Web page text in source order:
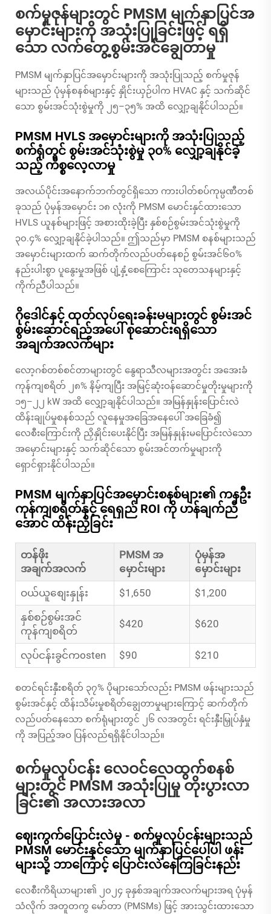
စက်မှုဇုန်များတွင် PMSM မျက်နှာပြင်အ
မှောင်းများကို အသုံးပြုခြင်းဖြင့် ရရှိ
သော လက်တွေ့စွမ်းအင်ချွေတာမှု
PMSM မျက်နှာပြင်အမှောင်းများကို အသုံးပြုသည့် စက်မှုဇုန်
များသည် ပုံမှန်စနစ်များနှင့် နှိုင်းယှဉ်ပါက HVAC နှင့် သက်ဆိုင်
သော စွမ်းအင်သုံးစွဲမှုကို ၂၅–၃၅% အထိ လျှော့ချနိုင်ပါသည်။
PMSM HVLS အမှောင်းများကို အသုံးပြုသည့်
စက်ရုံတွင် စွမ်းအင်သုံးစွဲမှု ၃၀% လျှော့ချနိုင်ခဲ့
သည့် ကိစ္စလေ့လာမှု
အလယ်ပိုင်းအနောက်ဘက်တွင်ရှိသော ကားပါတ်စပ်ကုမ္ပဏီတစ်
ခုသည် ပုံမှန်အမှောင်း ၁၈ လုံးကို PMSM မောင်းနှင်ထားသော
HVLS ယူနစ်များဖြင့် အစားထိုးခဲ့ပြီး နှစ်စဉ်စွမ်းအင်သုံးစွဲမှုကို
၃၀.၄% လျှော့ချနိုင်ခဲ့ပါသည်။ ဤသည်မှာ PMSM စနစ်များသည်
အမှောင်းများထက် ဆက်တိုက်လည်ပတ်နေစဉ် စွမ်းအင်၆၀%
နည်းပါးစွာ ပူနွေးမှုအဖြစ် ပျံ့နှံ့စေကြောင်း သုတေသနများနှင့်
ကိုက်ညီပါသည်။
ဂိုဒေါင်နှင့် ထုတ်လုပ်ရေးခန်းမများတွင် စွမ်းအင်
စွမ်းဆောင်ရည်အပေါ် စုဆောင်းရရှိသော
အချက်အလက်များ
လော့ဂစ်တစ်စင်တာများတွင် နွေရာသီလများအတွင်း အအေးခံ
ကုန်ကျစရိတ် ၂၈% နိမ့်ကျပြီး အမြင့်ဆုံးဝန်ဆောင်မှုတိုးမှုများကို
၁၅–၂၂ kW အထိ လျှော့ချနိုင်ပါသည်။ အမြန်နှုန်းပြောင်းလဲ
ထိန်းချုပ်မှုစနစ်သည် လူနေမှုအခြေအနေပေါ် အခြေခံ၍
လေစီးကြောင်းကို ညှိနှိုင်းပေးနိုင်ပြီး အမြန်နှုန်းမပြောင်းလဲသော
အမှောင်းများနှင့် သက်ဆိုင်သော စွမ်းအင်တက်မှုများကို
ရှောင်ရှားနိုင်ပါသည်။
PMSM မျက်နှာပြင်အမှောင်းစနစ်များ၏ ကနဦး
ကုန်ကျစရိတ်နှင့် ရေရှည် ROI ကို ဟန်ချက်ညီ
အောင် ထိန်းညှိခြင်း
တန်ဖိုး
အချက်အလက်
PMSM အ
မှောင်းများ
ပုံမှန်အ
မှောင်းများ
ဝယ်ယူစျေးနှုန်း
$1,650
$1,200
နှစ်စဉ်စွမ်းအင်
ကုန်ကျစရိတ်
$420 $620
လုပ်ငန်းခွင်ကosten $90 $210
စတင်ရင်းနှီးစရိတ် ၃၇% ပိုများသော်လည်း PMSM ဖန်းများသည်
စွမ်းအင်နှင့် ထိန်းသိမ်းမှုစရိတ်ချွေတာမှုများကြောင့် ဆက်တိုက်
လည်ပတ်နေသော စက်ရုံများတွင် ၂၆ လအတွင်း ရင်းနှီးမြှုပ်နှံမှု
ကို အပြည့်အဝ ပြန်လည်ရရှိနိုင်ပါသည်။
စက်မှုလုပ်ငန်း လေဝင်လေထွက်စနစ်
များတွင် PMSM အသုံးပြုမှု တိုးပွားလာ
ခြင်း၏ အလားအလာ
ဈေးကွက်ပြောင်းလဲမှု - စက်မှုလုပ်ငန်းများသည်
PMSM မောင်းနှင်သော မျက်နှာပြင်ပေါ်ပါ ဖန်း
များသို့ ဘာကြောင့် ပြောင်းလဲနေကြခြင်းနည်း
လေစီးကိရိယာများ၏ ၂၀၂၄ ခုနှစ်အချက်အလက်များအရ ပုံမှန်
သံလိုက် အတူတကွ မော်တာ (PMSMs) ဖြင့် အားသွင်းထားသော